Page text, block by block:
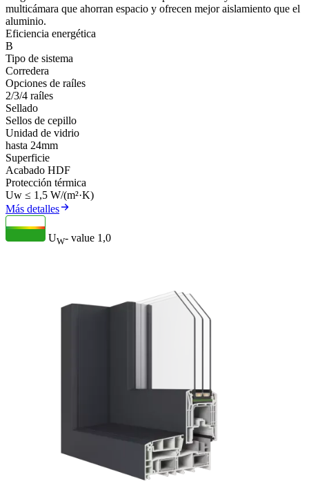
multicámara que ahorran espacio y ofrecen mejor aislamiento que el
aluminio.
Eficiencia energética
B
Tipo de sistema
Corredera
Opciones de raíles
2/3/4 raíles
Sellado
Sellos de cepillo
Unidad de vidrio
hasta 24mm
Superficie
Acabado HDF
Protección térmica
Uw ≤ 1,5 W/(m²·K)
Más detalles
UW- value 1,0